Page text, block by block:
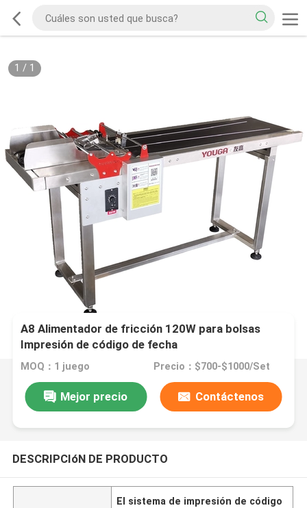
1 / 1
A8 Alimentador de fricción 120W para bolsas
Impresión de código de fecha
MOQ：1 juego Precio：$700-$1000/Set
Mejor precio Contáctenos
DESCRIPCIóN DE PRODUCTO
El sistema de impresión de código